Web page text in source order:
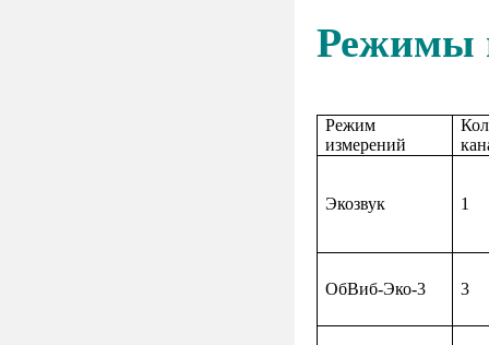
Режимы
Режим
измерений
Экозвук 1
ОбВиб-Эко-3 3